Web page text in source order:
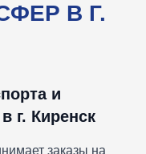
В Г.
и
г. Киренск
заказы на